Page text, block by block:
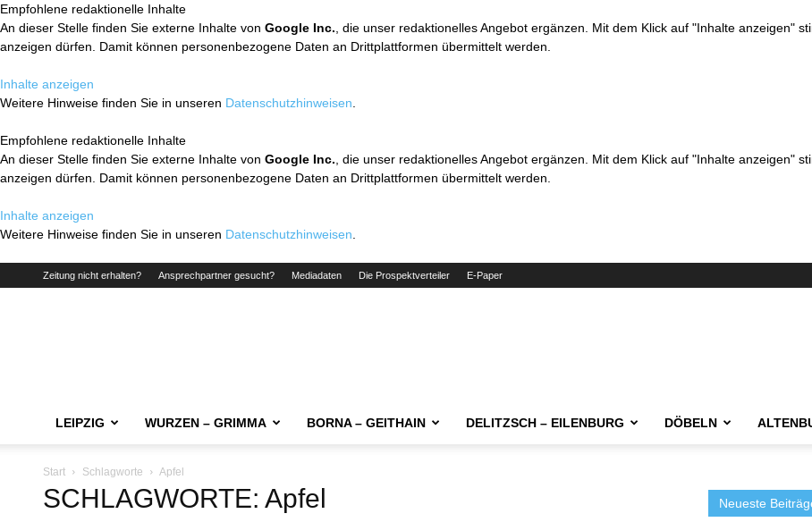
Empfohlene redaktionelle Inhalte
An dieser Stelle finden Sie externe Inhalte von Google Inc. , die unser redaktionelles Angebot ergänzen. Mit dem Klick auf "Inhalte anzeigen"
anzeigen dürfen. Damit können personenbezogene Daten an Drittplattformen übermittelt werden.
Inhalte anzeigen
Weitere Hinweise finden Sie in unseren Datenschutzhinweisen
Empfohlene redaktionelle Inhalte
An dieser Stelle finden Sie externe Inhalte von Google Inc. , die unser redaktionelles Angebot ergänzen. Mit dem Klick auf "Inhalte anzeigen"
anzeigen dürfen. Damit können personenbezogene Daten an Drittplattformen übermittelt werden.
Inhalte anzeigen
Weitere Hinweise finden Sie in unseren Datenschutzhinweisen
Zeitung nicht erhalten? Ansprechpartner gesucht? Mediadaten Die Prospektverteiler E-Paper
LEIPZIG WURZEN – GRIMMA BORNA – GEITHAIN DELITZSCH – EILENBURG DÖBELN
Start Schlagworte Apfel
SCHLAGWORTE: Apfel Neueste